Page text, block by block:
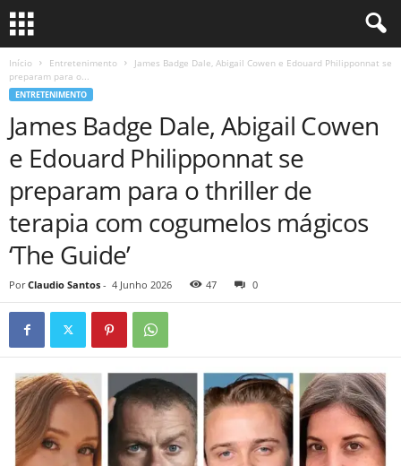
Início Entretenimento
James Badge Dale, Abigail Cowen e Edouard Philipponnat se
preparam para o...
ENTRETENIMENTO
James Badge Dale, Abigail Cowen
e Edouard Philipponnat se
preparam para o thriller de
terapia com cogumelos mágicos
‘The Guide’
Por Claudio Santos - 4 Junho 2026 47 0